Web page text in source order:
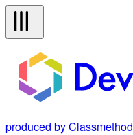
produced by Classmethod